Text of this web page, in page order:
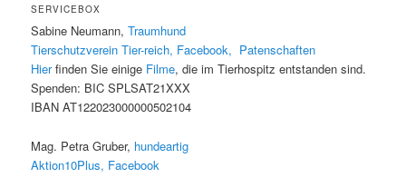
SERVICEBOX
Sabine Neumann,Traumhund
Tierschutzverein Tier-reich, Facebook, Patenschaften
Hierfinden Sie einige Filme, die im Tierhospitz entstanden sind.
Spenden: BIC SPLSAT21XXX
IBAN AT122023000000502104
Mag. Petra Gruber, hundeartig
Aktion10Plus, Facebook